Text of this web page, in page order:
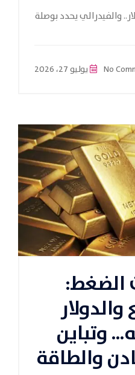
والفيدرالي يحدد بوصلة
يوليو 27، 2026
الضغط:
وتباين
والطاقة